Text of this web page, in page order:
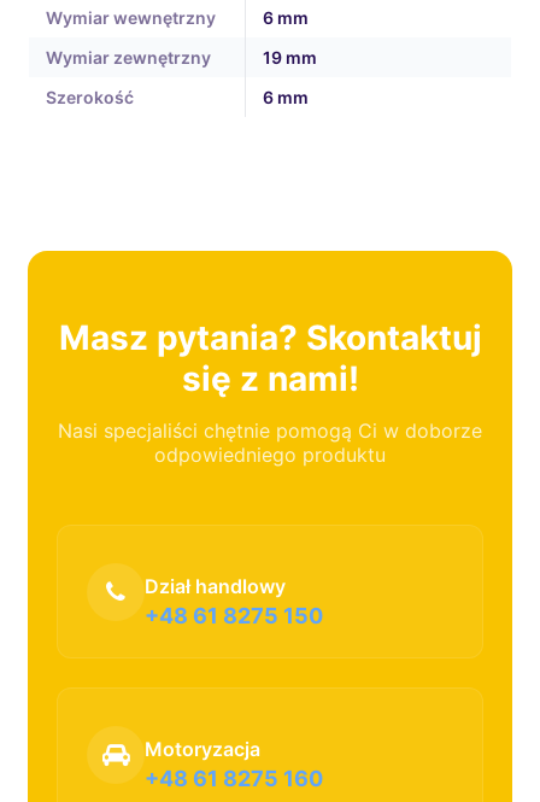
Wymiar wewnętrzny
6 mm
Wymiar zewnętrzny
19 mm
Szerokość
6 mm
Masz pytania? Skontaktuj
się z nami!
Nasi specjaliści chętnie pomogą Ci w doborze
odpowiedniego produktu
Dział handlowy
+48 61 8275 150
Motoryzacja
+48 61 8275 160